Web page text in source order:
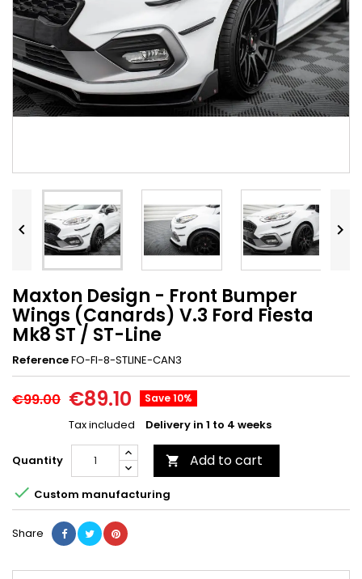
 
Maxton Design - Front Bumper
Wings (Canards) V.3 Ford Fiesta
Mk8 ST / ST-Line
ReferenceFO-FI-8-STLINE-CAN3
€99.00 €89.10 Save 10%
Tax included Delivery in 1 to 4 weeks
Quantity  Add to cart
 Custom manufacturing
Share